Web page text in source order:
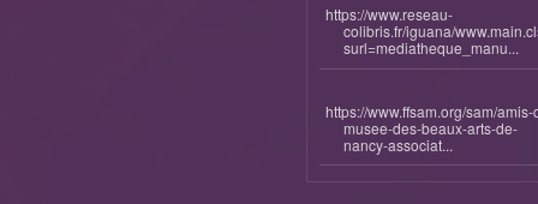
https://www.reseau-
colibris.fr/iguana/
surl=mediatheque_manu...
https://www.ffsam.org/sam/amis-
musee-des-beaux-arts-de-
nancy-associat...